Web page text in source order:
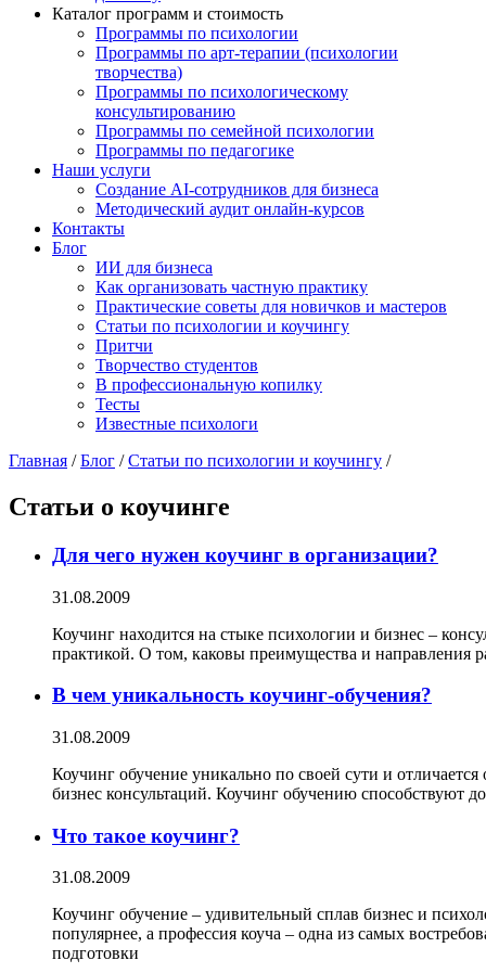
Каталог программ и стоимость
Программы по психологии
Программы по арт-терапии (психологии
творчества)
Программы по психологическому
консультированию
Программы по семейной психологии
Программы по педагогике
Наши услуги
Создание AI-сотрудников для бизнеса
Методический аудит онлайн-курсов
Контакты
Блог
ИИ для бизнеса
Как организовать частную практику
Практические советы для новичков и мастеров
Статьи по психологии и коучингу
Притчи
Творчество студентов
В профессиональную копилку
Тесты
Известные психологи
Главная /Блог /Статьи по психологии и коучингу /
Статьи о коучинге
Для чего нужен коучинг в организации?
31.08.2009
Коучинг находится на стыке психологии и бизнес –
практикой. О том, каковы преимущества и направления
В чем уникальность коучинг-обучения?
31.08.2009
Коучинг обучение уникально по своей сути и
бизнес консультаций. Коучинг обучению способствуют
Что такое коучинг?
31.08.2009
Коучинг обучение – удивительный сплав бизнес и
популярнее, а профессия коуча – одна из самых
подготовки